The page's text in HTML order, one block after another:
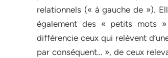
relationnels (« à gauche de »).
également des « petits mots »
différencie ceux qui relèvent
par conséquent… », de ceux